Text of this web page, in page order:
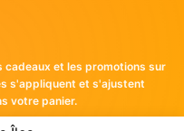
cadeaux et les promotions sur
s'appliquent et s'ajustent
votre panier.